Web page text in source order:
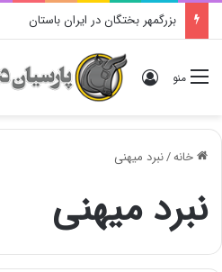
بزرگمهر بختگان در ایران باستان
منو ورود
خانه/نبرد میهنی
نبرد میهنی